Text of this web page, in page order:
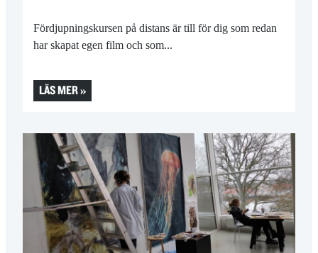
Fördjupningskursen på distans är till för dig som redan
har skapat egen film och som...
LÄS MER »